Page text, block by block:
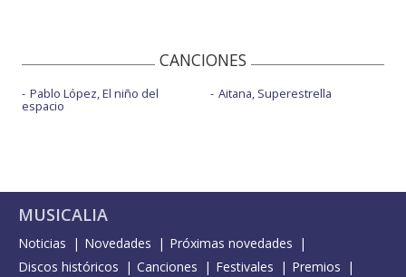
CANCIONES
Pablo López, El niño del
espacio
Aitana, Superestrella
MUSICALIA
Noticias Novedades
Próximas novedades
Discos históricos
Canciones Festivales
Premios